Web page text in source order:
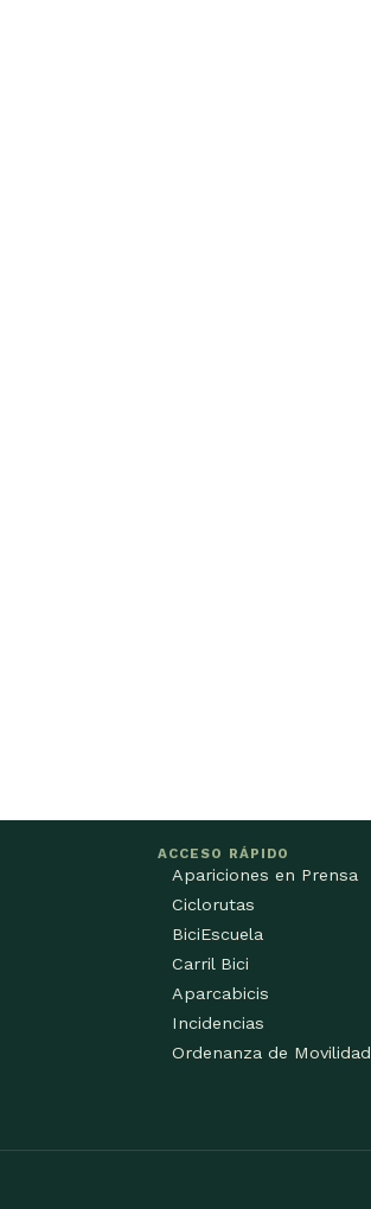
ACCESO RÁPIDO
Apariciones en Prensa
Ciclorutas
BiciEscuela
Carril Bici
Aparcabicis
Incidencias
Ordenanza de Movilidad